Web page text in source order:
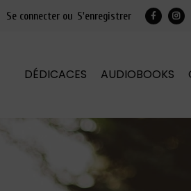
Se connecter ou S'enregistrer
DÉDICACES AUDIOBOOKS